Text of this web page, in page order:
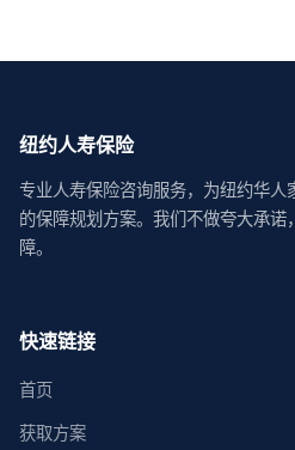
纽约人寿保险
专业人寿保险咨询服务，为纽约华人
的保障规划方案。我们不做夸大承
障。
快速链接
首页
获取方案